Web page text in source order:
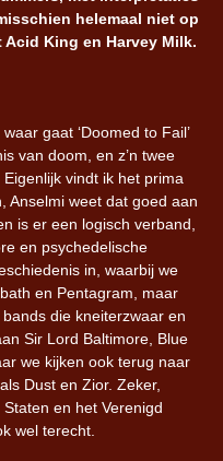
helemaal niet op
King en Harvey Milk.
gaat ‘Doomed to Fail’
van doom, en z’n twee
vindt ik het prima
Anselmi weet dat goed aan
is er een logisch verband,
en psychedelische
in, waarbij we
en Pentagram, maar
die kneiterzwaar en
Sir Lord Baltimore, Blue
we kijken ook terug naar
Dust en Zior. Zeker,
en het Verenigd
wel terecht.